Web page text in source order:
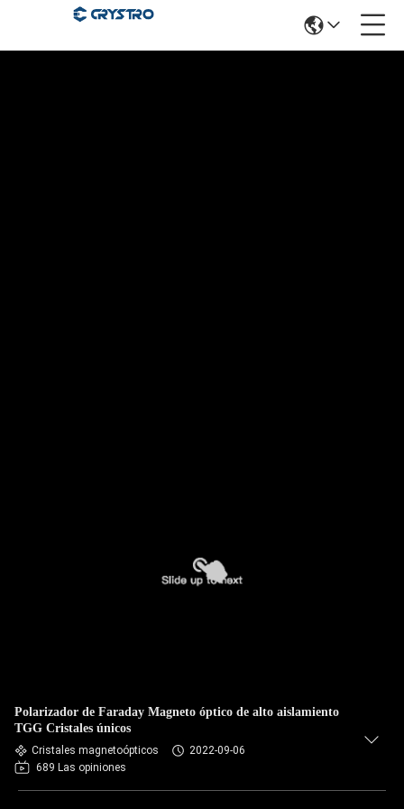
Polarizador de Faraday Magneto óptico de alto aislamiento
TGG Cristales únicos
Cristales magnetoópticos
2022-09-06
689 Las opiniones